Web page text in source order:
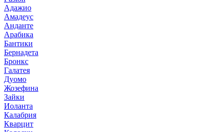
Адажио
Амадеус
Анданте
Арабика
Бантики
Бернадета
Бронкс
Галатея
Дуомо
Жозефина
Зайки
Иоланта
Калабрия
Кварцит